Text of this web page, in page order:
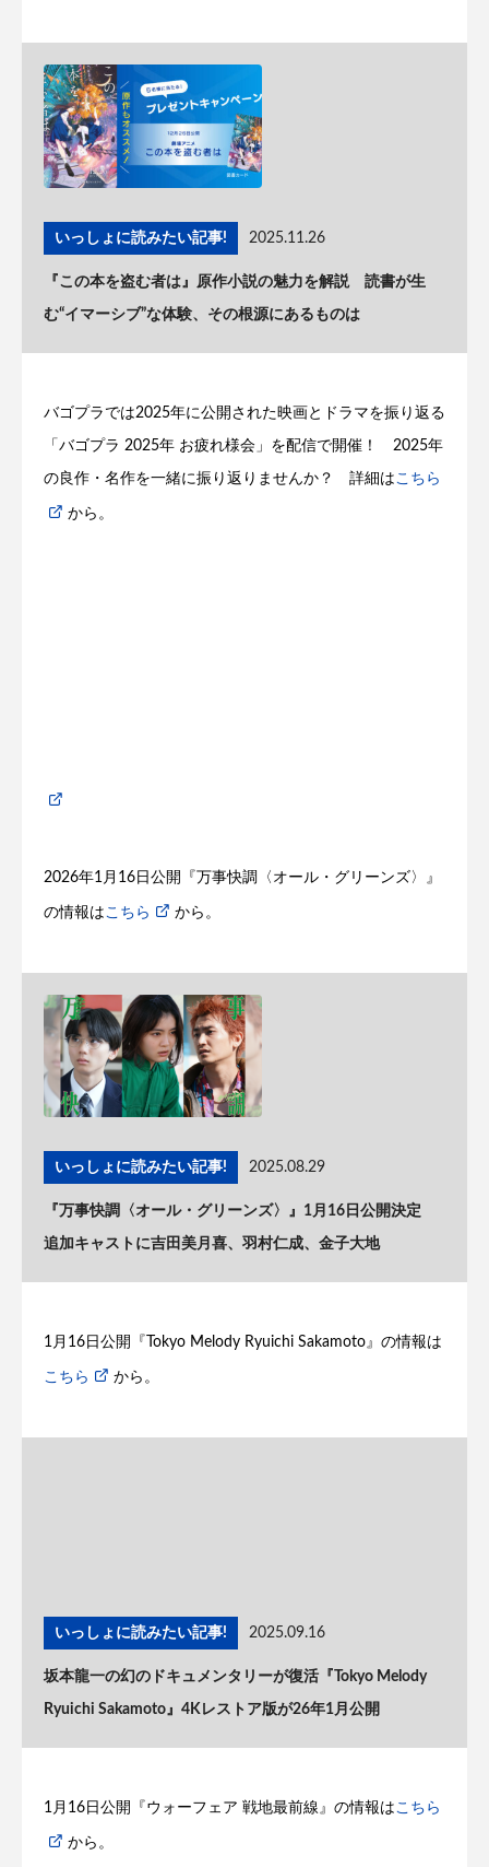
いっしょに読みたい記事! 2025.11.26
『この本を盗む者は』原作小説の魅力を解説 読書が生
む“イマーシブ”な体験、その根源にあるものは
バゴプラでは2025年に公開された映画とドラマを振り返る
「バゴプラ 2025年 お疲れ様会」を配信で開催！ 2025年
の良作・名作を一緒に振り返りませんか？ 詳細は こちら
から。
2026年1月16日公開『万事快調〈オール・グリーンズ〉』
の情報は こちら から。
いっしょに読みたい記事! 2025.08.29
『万事快調〈オール・グリーンズ〉』1月16日公開決定
追加キャストに吉田美月喜、羽村仁成、金子大地
1月16日公開『Tokyo Melody Ryuichi Sakamoto』の情報は
こちら から。
いっしょに読みたい記事! 2025.09.16
坂本龍一の幻のドキュメンタリーが復活『Tokyo Melody
Ryuichi Sakamoto』4Kレストア版が26年1月公開
1月16日公開『ウォーフェア 戦地最前線』の情報は こちら
から。